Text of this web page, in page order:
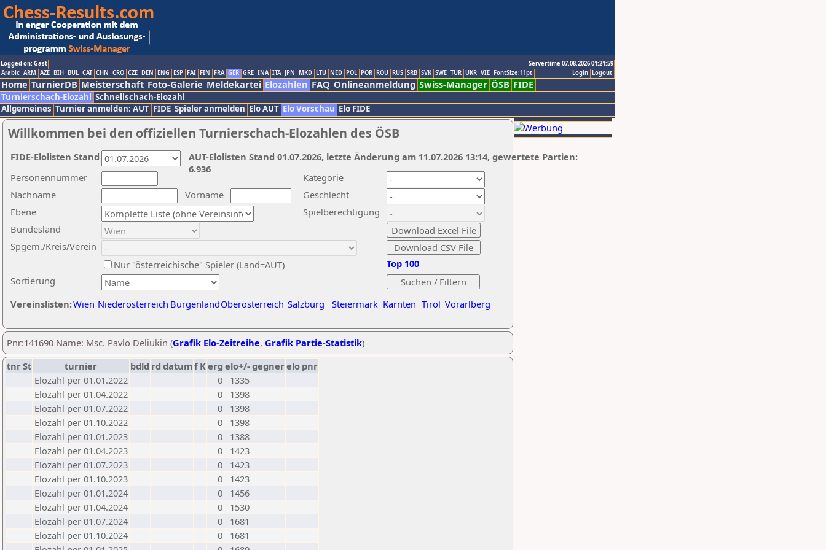
Logged on: Gast
Servertime 07.08.2026 01:21:59
Logout
Login
Arabic ARM AZE BIH BUL CAT CHN CRO CZE DEN ENG ESP FAI FIN FRA GER GRE INA ITA JPN MKD LTU NED POL POR ROU RUS SRB SVK SWE TUR UKR VIE FontSize:11pt
Home TurnierDB Meisterschaft Foto-Galerie Meldekartei Elozahlen FAQ Onlineanmeldung Swiss-Manager ÖSB FIDE
Turnierschach-Elozahl Schnellschach-Elozahl
Allgemeines Turnier anmelden: AUT FIDE Spieler anmelden Elo AUT Elo Vorschau Elo FIDE
Willkommen bei den offiziellen Turnierschach-Elozahlen des ÖSB
Nachname
Vorname
Ebene
Kategorie
Sortierung
Personennummer
Bundesland
Spgem./Kreis/Verein
Geschlecht
Nur "österreichische" Spieler (Land=AUT)
Spielberechtigung
Vereinslisten:Wien Niederösterreich BurgenlandOberösterreich Salzburg Steiermark Kärnten Tirol Vorarlberg
Top 100
AUT-Elolisten Stand 01.07.2026, letzte Änderung am 11.07.2026 13:14, gewertete Partien:
6.936
FIDE-Elolisten Stand
Pnr:141690 Name: Msc. Pavlo Deliukin (Grafik Elo-Zeitreihe, Grafik Partie-Statistik)
tnrSt turnier bdld rd datumf Kerg elo+/-gegnerelo pnr
Elozahl per 01.01.2022
0
1335
Elozahl per 01.04.2022
0
1398
Elozahl per 01.07.2022
0
1398
Elozahl per 01.10.2022
0
1398
Elozahl per 01.01.2023
0
1388
Elozahl per 01.04.2023
0
1423
Elozahl per 01.07.2023
0
1423
Elozahl per 01.10.2023
0
1423
Elozahl per 01.01.2024
0
1456
Elozahl per 01.04.2024
0
1530
Elozahl per 01.07.2024
0
1681
Elozahl per 01.10.2024
0
1681